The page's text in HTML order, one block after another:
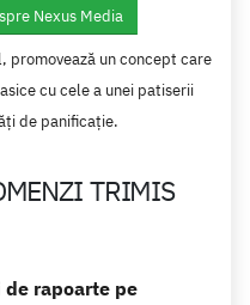
Nexus Media
promovează un concept care
cu cele a unei patiserii
de panificație.
TRIMIS
rapoarte pe